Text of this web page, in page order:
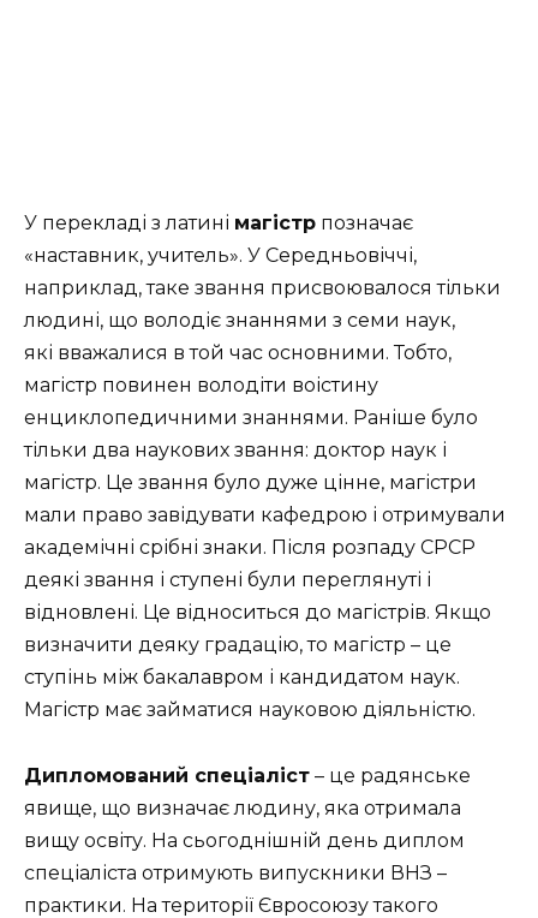
У перекладі з латині магістр позначає
«наставник, учитель». У Середньовіччі,
наприклад, таке звання присвоювалося тільки
людині, що володіє знаннями з семи наук,
які вважалися в той час основними. Тобто,
магістр повинен володіти воістину
енциклопедичними знаннями. Раніше було
тільки два наукових звання: доктор наук і
магістр. Це звання було дуже цінне, магістри
мали право завідувати кафедрою і отримували
академічні срібні знаки. Після розпаду СРСР
деякі звання і ступені були переглянуті і
відновлені. Це відноситься до магістрів. Якщо
визначити деяку градацію, то магістр – це
ступінь між бакалавром і кандидатом наук.
Магістр має займатися науковою діяльністю.
Дипломований спеціаліст – це радянське
явище, що визначає людину, яка отримала
вищу освіту. На сьогоднішній день диплом
спеціаліста отримують випускники ВНЗ –
практики. На території Євросоюзу такого